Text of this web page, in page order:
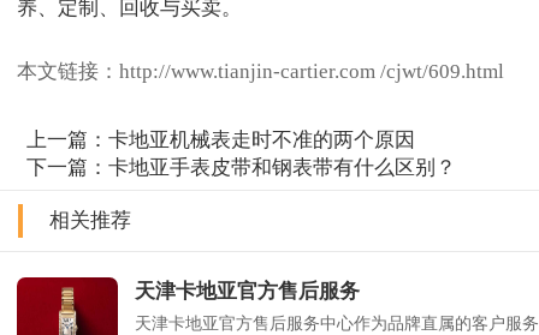
本文链接：http://www.tianjin-cartier.com /cjwt/609.html
上一篇：卡地亚机械表走时不准的两个原因
下一篇：卡地亚手表皮带和钢表带有什么区别？
相关推荐
天津卡地亚官方售后服务
天津卡地亚官方售后服务中心作为品牌直属的客户服务